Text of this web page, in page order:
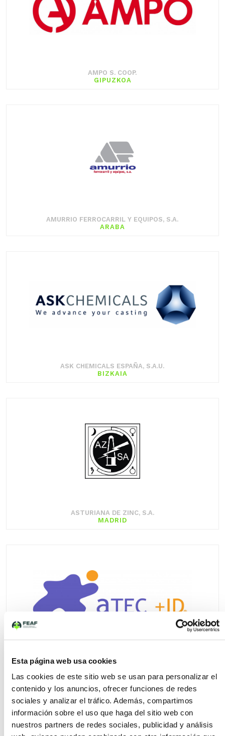
Esta página web usa cookies
Las cookies de este sitio web se usan para personalizar el
contenido y los anuncios, ofrecer funciones de redes
sociales y analizar el tráfico. Además, compartimos
información sobre el uso que haga del sitio web con
nuestros partners de redes sociales, publicidad y análisis
AMPO S. COOP.
GIPUZKOA
AMURRIO FERROCARRIL Y EQUIPOS, S.A.
ARABA
ASK CHEMICALS ESPAÑA, S.A.U.
BIZKAIA
ASTURIANA DE ZINC, S.A.
MADRID
ATECMASID, S.L.